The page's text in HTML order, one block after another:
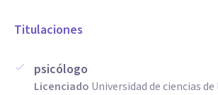
Titulaciones
psicólogo
Licenciado Universidad de ciencias